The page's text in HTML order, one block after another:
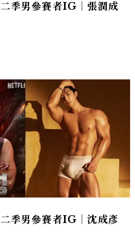
季男參賽者IG｜張潤成
季男參賽者IG｜沈成彥